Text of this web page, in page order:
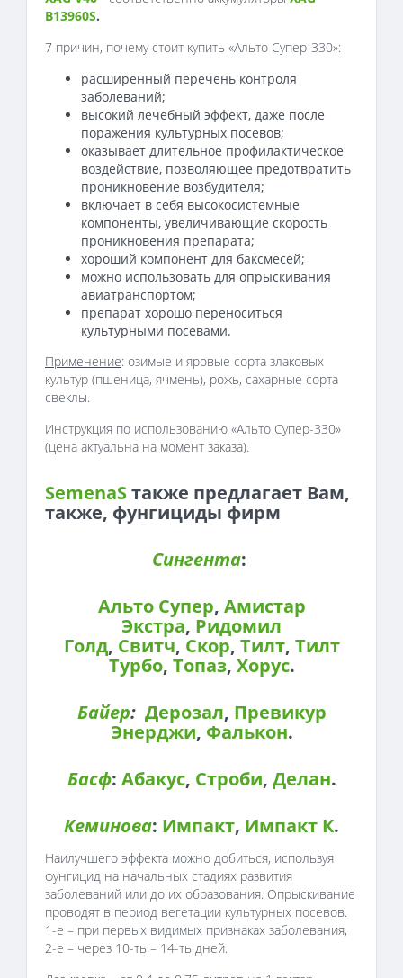
B13960S.
7 причин, почему стоит купить «Альто Супер-330»:
расширенный перечень контроля
заболеваний;
высокий лечебный эффект, даже после
поражения культурных посевов;
оказывает длительное профилактическое
воздействие, позволяющее предотвратить
проникновение возбудителя;
включает в себя высокосистемные
компоненты, увеличивающие скорость
проникновения препарата;
хороший компонент для баксмесей;
можно использовать для опрыскивания
авиатранспортом;
препарат хорошо переноситься
культурными посевами.
Применение: озимые и яровые сорта злаковых
культур (пшеница, ячмень), рожь, сахарные сорта
свеклы.
Инструкция по использованию «Альто Супер-330»
(цена актуальна на момент заказа).
SemenaSтакже предлагает Вам,
также, фунгициды фирм
Сингента:
Альто Супер, Амистар
Экстра, Ридомил
Голд, Свитч, Скор, Тилт, Тилт
Турбо, Топаз, Хорус.
Байер: Дерозал, Превикур
Энерджи, Фалькон.
Басф: Абакус, Строби, Делан.
Кеминова: Импакт, Импакт К.
Наилучшего эффекта можно добиться, используя
фунгицид на начальных стадиях развития
заболеваний или до их образования. Опрыскивание
проводят в период вегетации культурных посевов.
1-е – при первых видимых признаках заболевания,
2-е – через 10-ть – 14-ть дней.